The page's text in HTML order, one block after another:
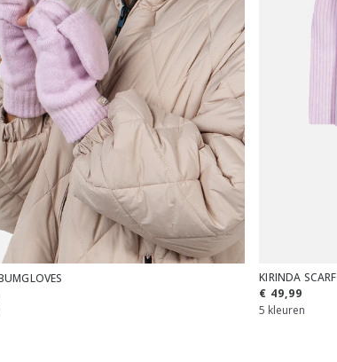
KIRINDA SCARF
€ 49,99
5 kleuren